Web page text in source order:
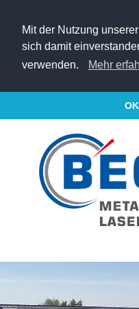
Mit der Nutzung
sich damit
verwenden.
Mehr
OK